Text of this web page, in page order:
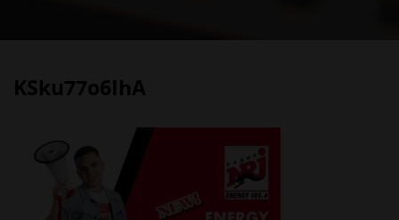
KSku77o6IhA